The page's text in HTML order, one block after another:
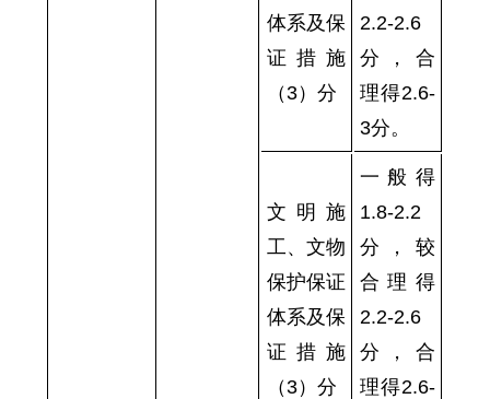
体系及保
证措施
（3）分
2.2-2.6
分，合
理得2.6-
3分。
文明施
工、文物
保护保证
体系及保
证措施
（3）分
一般得
1.8-2.2
分，较
合理得
2.2-2.6
分，合
理得2.6-